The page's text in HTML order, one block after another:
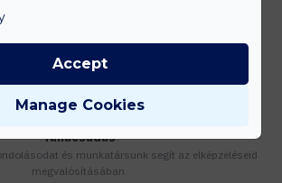
termékeinket akár 24 órán belül megkaphatod!
Tanácsadás
és munkatársunk segít az elképzeléseid
megvalósításában.
Manage Cookies
Accept